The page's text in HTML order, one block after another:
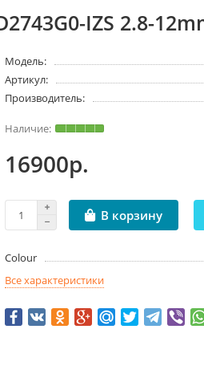
IZS 2.8-
Модель:
Артикул:
Производитель:
16900р.
В корзину
Colour
Все характеристики